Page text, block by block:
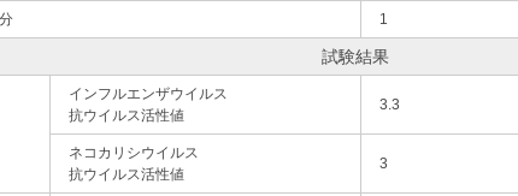
1
試験結果
インフルエンザウイルス
抗ウイルス活性値
3.3
ネコカリシウイルス
抗ウイルス活性値
3